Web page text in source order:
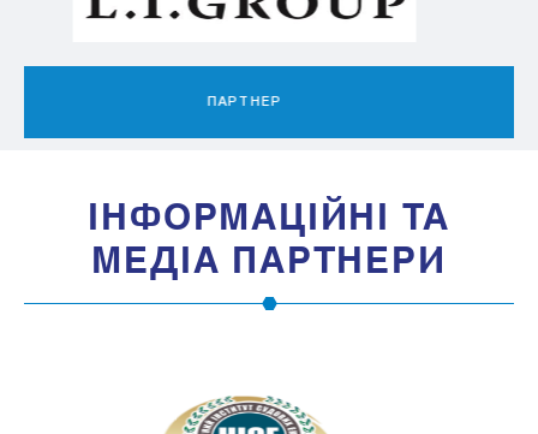
ПАРТНЕР
IНФОРМАЦIЙНI ТА
МЕДIА ПАРТНЕРИ